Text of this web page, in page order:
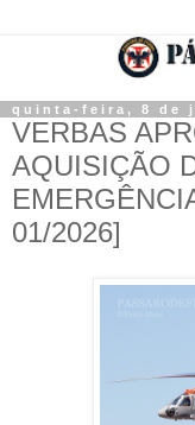
quinta-feira, 8 de
VERBAS
AQUISIÇÃO
01/2026]